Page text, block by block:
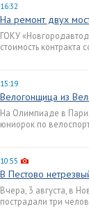
16:32
На ремонт двух
ГОКУ
стоимость контракта
15:19
Велогонщица из
На Олимпиаде в
юниорок по
10:55
В Пестово
Вчера, 3 августа, в
пострадали три